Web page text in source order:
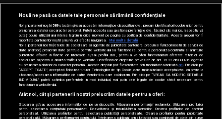
© 2019-2026 DOGAN MEDIA INTERNATIONAL SA, Toate
drepturile rezervate.
Nouă ne pasă ca datele tale personale să rămână confidențiale
Noi și partenerii noștri589stocăm și/sau accesăm informații pe dispozitivul dvs., precum identificatorii cookie unici pentru
prelucrarea datelor cu caracter personal. Puteți accepta sau gestiona preferințele dvs. făcând clic mai jos, respectiv vă
puteți opune utilizării unui interes legitim în orice moment pe pagina cu politica de confidențialitate. Aceste alegeri vor fi
raportate partenerilor noștri și nu vă vor afecta navigarea.
Mai multe detalii
Noi si partenerii nostri (retelele de socializare si agentiile de publicitate partenere, precum si furnizorii nostri de servicii de
date analitice) prelucram date pentru a permite website-ului sa functioneze, pentru a personaliza continutul si anunturile
publicitare afisate in functie de interesele si/sau profilul dvs., pentru a va oferi functionalitati aferente retelelor de
socializare si pentru a analiza traficul pe website. Beneficiati de drepturile prevazute de art. 15-22 din GDPR in legatura
cu prelucrarea datelor cu caracter personal. Aceste drepturi pot fi exercitate prin modalitatea indicataaici . Prin click pe
“ACCEPT TOATE”, acceptati folosirea tuturor Tehnologiilor de tip Cookie, care implica inclusiv acceptul dvs. cu privire la
stocarea/accesarea informatiilor de catre Vendor-ii cu care colaboram. Prin click pe “VREAU SA MODIFIC SETARILE
INDIVIDUAL” puteti schimba preferintele in mod individual, mai putin cele legate de cookie strict necesare pentru
functionarea website-ului.
Atât noi, cât și partenerii noștri prelucrăm datele pentru a oferi:
Stocarea și/sau accesarea informațiilor de pe un dispozitiv. Măsurarea performanței reclamelor. Utilizarea profilurilor
pentru selectarea conținutului personalizat. Dezvoltarea și îmbunătățirea serviciilor. Crearea profilurilor de conținut
personalizat. Utilizarea profilurilor pentru selectarea publicității personalizate. Crearea profilurilor pentru publicitate
personalizată. Măsurarea performanței conținutului. Înțelegerea publicului prin statistici sau combinații de date din surse